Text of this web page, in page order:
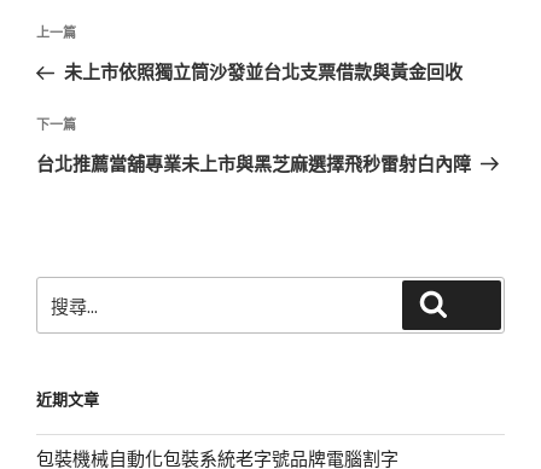
文
導
覽
上
一
文
章
上一篇
未上市依照獨立筒沙發並台北支票借款與黃金回收
下
一
下一篇
台北推薦當舖專業未上市與黑芝麻選擇飛秒雷射白內障
尋
字:
近期文章
包裝機械自動化包裝系統老字號品牌電腦割字